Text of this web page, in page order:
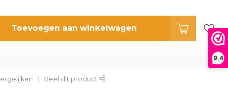
9,4
Toevoegen aan winkelwagen
Deel dit product